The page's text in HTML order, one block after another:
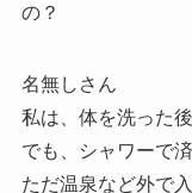
の？
名無しさん
私は、体を洗った
でも、シャワーで
ただ温泉など外で